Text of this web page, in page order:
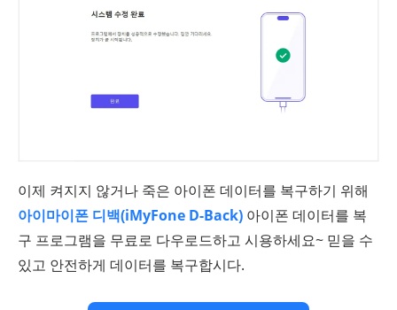
이제 켜지지 않거나 죽은 아이폰 데이터를 복구하기 위해
아이마이폰 디백(iMyFone D-Back) 아이폰 데이터를 복
구 프로그램을 무료로 다우로드하고 시용하세요~ 믿을 수
있고 안전하게 데이터를 복구합시다.